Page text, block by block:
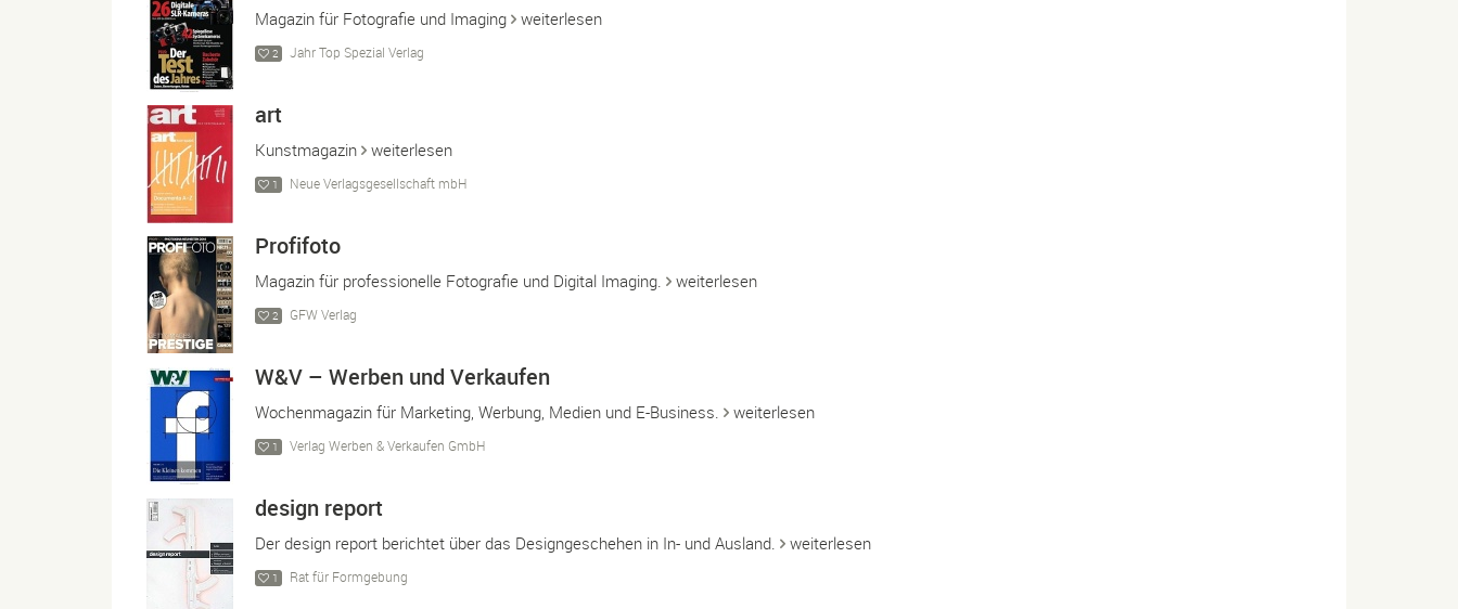
Magazin für Fotografie und Imaging weiterlesen
2 Jahr Top Spezial Verlag
art
Kunstmagazin weiterlesen
1 Neue Verlagsgesellschaft mbH
Profifoto
Magazin für professionelle Fotografie und Digital Imaging. weiterlesen
2 GFW Verlag
W&V – Werben und Verkaufen
Wochenmagazin für Marketing, Werbung, Medien und E-Business. weiterlesen
1 Verlag Werben & Verkaufen GmbH
design report
Der design report berichtet über das Designgeschehen in In- und Ausland. weiterlesen
1 Rat für Formgebung